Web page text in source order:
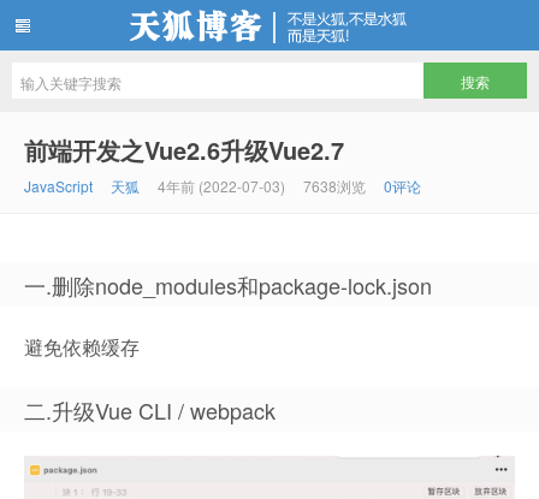
前端开发之Vue2.6升级Vue2.7
JavaScript 天狐 4年前 (2022-07-03) 7638浏览 0评论
一.删除node_modules和package-lock.json
避免依赖缓存
二.升级Vue CLI / webpack